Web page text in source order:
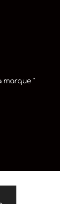
marque "